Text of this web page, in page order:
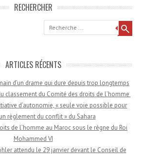
RECHERCHER
Recherche
ARTICLES RÉCENTS
d’un drame qui dure depuis trop longtemps
classement du Comité des droits de l’homme
d’autonomie, « seule voie possible pour
règlement du conflit » du Sahara
de l’homme au Maroc sous le règne du Roi
Mohammed VI
attendu le 29 janvier devant le Conseil de